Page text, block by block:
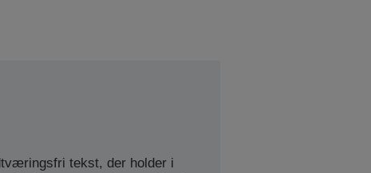
tekst, der holder i